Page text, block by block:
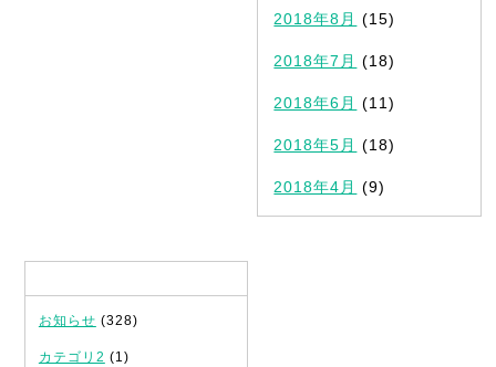
2018年8月 (15)
2018年7月 (18)
2018年6月 (11)
2018年5月 (18)
2018年4月 (9)
お知らせ (328)
カテゴリ2 (1)